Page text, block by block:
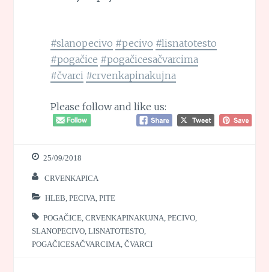
#slanopecivo #pecivo #lisnatotesto
#pogačice #pogačicesačvarcima
#čvarci #crvenkapinakujna
Please follow and like us:
25/09/2018
CRVENKAPICA
HLEB, PECIVA, PITE
POGAČICE ,CRVENKAPINAKUJNA ,PECIVO
SLANOPECIVO ,LISNATOTESTO
POGAČICESAČVARCIMA ,ČVARCI